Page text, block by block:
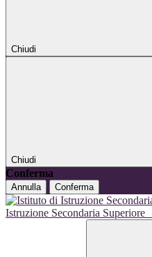
Chiudi
Chiudi
Conferma
Annulla Conferma
Istruzione Secondaria Superiore